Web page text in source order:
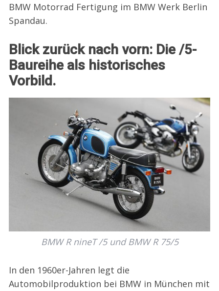
BMW Motorrad Fertigung im BMW Werk Berlin
Spandau.
Blick zurück nach vorn: Die /5-
Baureihe als historisches
Vorbild.
BMW R nineT /5 und BMW R 75/5
In den 1960er-Jahren legt die
Automobilproduktion bei BMW in München mit